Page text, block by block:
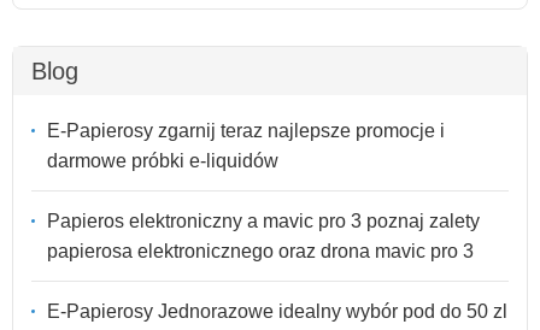
Blog
E-Papierosy zgarnij teraz najlepsze promocje i
darmowe próbki e-liquidów
Papieros elektroniczny a mavic pro 3 poznaj zalety
papierosa elektronicznego oraz drona mavic pro 3
E-Papierosy Jednorazowe idealny wybór pod do 50 zl